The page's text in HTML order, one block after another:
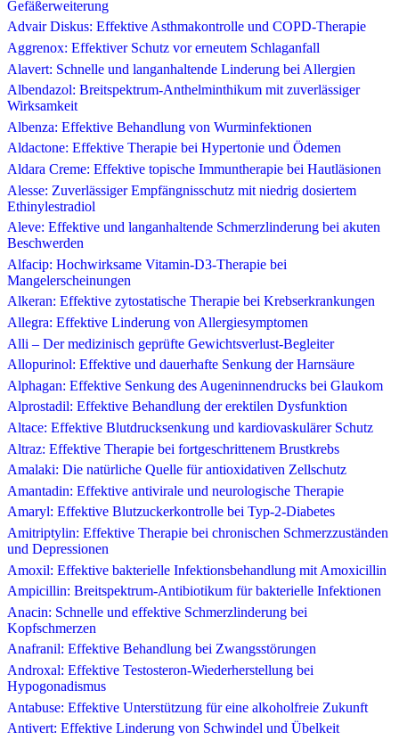
Gefäßerweiterung
Advair Diskus: Effektive Asthmakontrolle und COPD-Therapie
Aggrenox: Effektiver Schutz vor erneutem Schlaganfall
Alavert: Schnelle und langanhaltende Linderung bei Allergien
Albendazol: Breitspektrum-Anthelminthikum mit zuverlässiger
Wirksamkeit
Albenza: Effektive Behandlung von Wurminfektionen
Aldactone: Effektive Therapie bei Hypertonie und Ödemen
Aldara Creme: Effektive topische Immuntherapie bei Hautläsionen
Alesse: Zuverlässiger Empfängnisschutz mit niedrig dosiertem
Ethinylestradiol
Aleve: Effektive und langanhaltende Schmerzlinderung bei akuten
Beschwerden
Alfacip: Hochwirksame Vitamin-D3-Therapie bei
Mangelerscheinungen
Alkeran: Effektive zytostatische Therapie bei Krebserkrankungen
Allegra: Effektive Linderung von Allergiesymptomen
Alli – Der medizinisch geprüfte Gewichtsverlust-Begleiter
Allopurinol: Effektive und dauerhafte Senkung der Harnsäure
Alphagan: Effektive Senkung des Augeninnendrucks bei Glaukom
Alprostadil: Effektive Behandlung der erektilen Dysfunktion
Altace: Effektive Blutdrucksenkung und kardiovaskulärer Schutz
Altraz: Effektive Therapie bei fortgeschrittenem Brustkrebs
Amalaki: Die natürliche Quelle für antioxidativen Zellschutz
Amantadin: Effektive antivirale und neurologische Therapie
Amaryl: Effektive Blutzuckerkontrolle bei Typ-2-Diabetes
Amitriptylin: Effektive Therapie bei chronischen Schmerzzuständen
und Depressionen
Amoxil: Effektive bakterielle Infektionsbehandlung mit Amoxicillin
Ampicillin: Breitspektrum-Antibiotikum für bakterielle Infektionen
Anacin: Schnelle und effektive Schmerzlinderung bei
Kopfschmerzen
Anafranil: Effektive Behandlung bei Zwangsstörungen
Androxal: Effektive Testosteron-Wiederherstellung bei
Hypogonadismus
Antabuse: Effektive Unterstützung für eine alkoholfreie Zukunft
Antivert: Effektive Linderung von Schwindel und Übelkeit